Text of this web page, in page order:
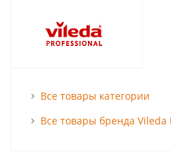
Все товары категории
Все товары бренда Vileda